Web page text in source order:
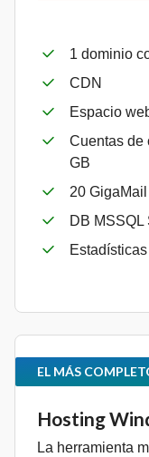
1 dominio
CDN
Espacio
Cuentas de
GB
20 GigaMail
DB MSSQL
Estadísticas
EL MÁS
Hosting
La herramienta